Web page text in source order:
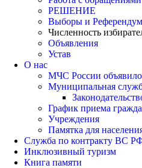
РЕШЕНИЕ
Выборы и
Численность
Объявления
Устав
О нас
МЧС России объявило
Муниципальная
График приема
Учреждения
Памятка для
Служба по контракту ВС
Инклюзивный туризм
Книга памяти